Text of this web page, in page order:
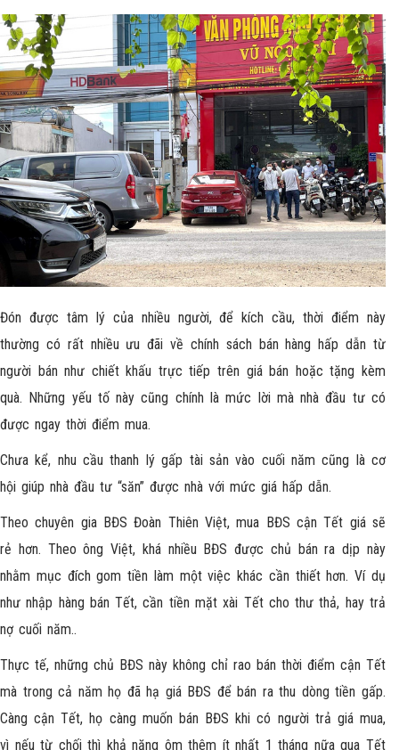
Đón được tâm lý của nhiều người, để kích cầu, thời điểm này
thường có rất nhiều ưu đãi về chính sách bán hàng hấp dẫn từ
người bán như chiết khấu trực tiếp trên giá bán hoặc tặng kèm
quà. Những yếu tố này cũng chính là mức lời mà nhà đầu tư có
được ngay thời điểm mua.
Chưa kể, nhu cầu thanh lý gấp tài sản vào cuối năm cũng là cơ
hội giúp nhà đầu tư “săn” được nhà với mức giá hấp dẫn.
Theo chuyên gia BĐS Đoàn Thiên Việt, mua BĐS cận Tết giá sẽ
rẻ hơn. Theo ông Việt, khá nhiều BĐS được chủ bán ra dịp này
nhằm mục đích gom tiền làm một việc khác cần thiết hơn. Ví dụ
như nhập hàng bán Tết, cần tiền mặt xài Tết cho thư thả, hay trả
nợ cuối năm..
Thực tế, những chủ BĐS này không chỉ rao bán thời điểm cận Tết
mà trong cả năm họ đã hạ giá BĐS để bán ra thu dòng tiền gấp.
Càng cận Tết, họ càng muốn bán BĐS khi có người trả giá mua,
vì nếu từ chối thì khả năng ôm thêm ít nhất 1 tháng nữa qua Tết